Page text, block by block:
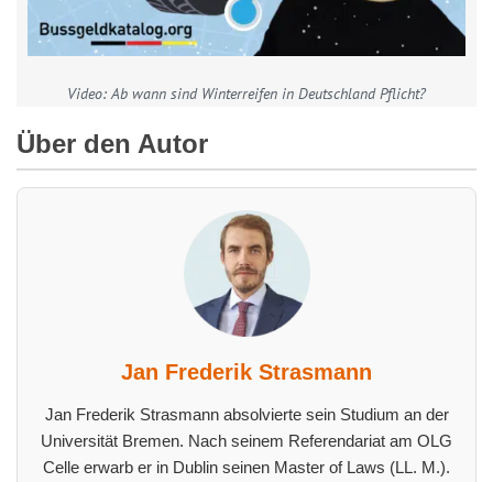
Video: Ab wann sind Winterreifen in Deutschland Pflicht?
Über den Autor
Jan Frederik Strasmann
Jan Frederik Strasmann absolvierte sein Studium an der
Universität Bremen. Nach seinem Referendariat am OLG
Celle erwarb er in Dublin seinen Master of Laws (LL. M.).